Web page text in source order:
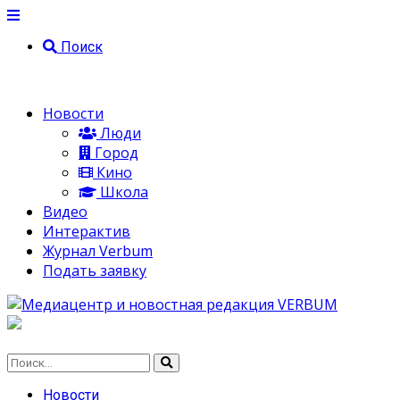
Поиск
Новости
Люди
Город
Кино
Школа
Видео
Интерактив
Журнал Verbum
Подать заявку
Новости